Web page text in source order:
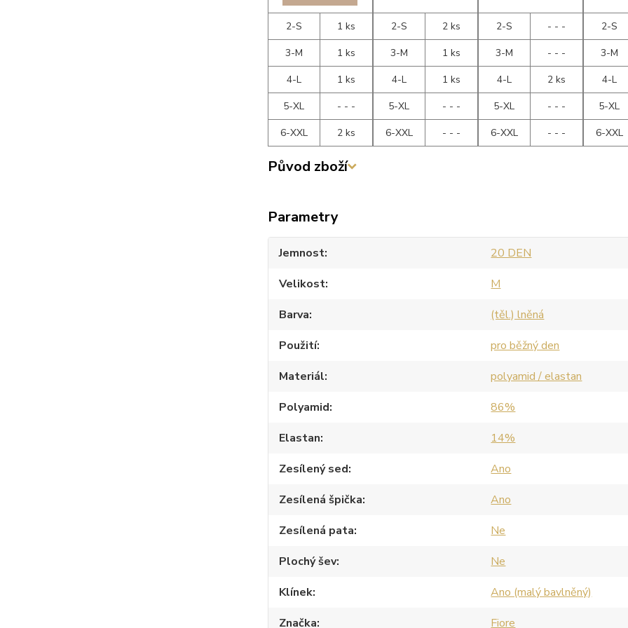
2-S
1 ks
3-M
1 ks
4-L
1 ks
5-XL
- - -
6-XXL
2 ks
2-S
2 ks
3-M
1 ks
4-L
1 ks
5-XL
- - -
6-XXL
- - -
2-S
- - -
3-M
- - -
4-L
2 ks
5-XL
- - -
6-XXL
- - -
2-S
3-M
4-L
5-XL
6-XXL
Původ zboží
Parametry
Jemnost
20 DEN
Velikost
M
Barva
(těl.) lněná
Použití
pro běžný den
Materiál
polyamid / elastan
Polyamid
86%
Elastan
14%
Zesílený sed
Ano
Zesílená špička
Ano
Zesílená pata
Ne
Plochý šev
Ne
Klínek
Ano (malý bavlněný)
Značka
Fiore